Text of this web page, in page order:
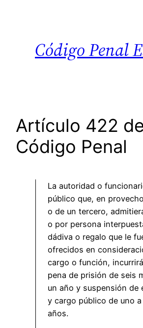
Código Penal
Artículo 422
Código Penal
La autoridad o
público que, en
o de un tercero,
o por persona
dádiva o regalo que le
ofrecidos en
cargo o función,
pena de prisión de seis
un año y suspensión de
y cargo público de uno
años.